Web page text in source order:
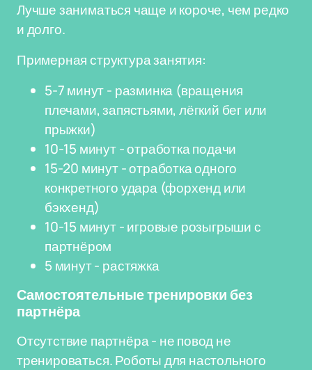
Лучше заниматься чаще и короче, чем редко
и долго.
Примерная структура занятия:
5-7 минут - разминка (вращения
плечами, запястьями, лёгкий бег или
прыжки)
10-15 минут - отработка подачи
15-20 минут - отработка одного
конкретного удара (форхенд или
бэкхенд)
10-15 минут - игровые розыгрыши с
партнёром
5 минут - растяжка
Самостоятельные тренировки без
партнёра
Отсутствие партнёра - не повод не
тренироваться. Роботы для настольного